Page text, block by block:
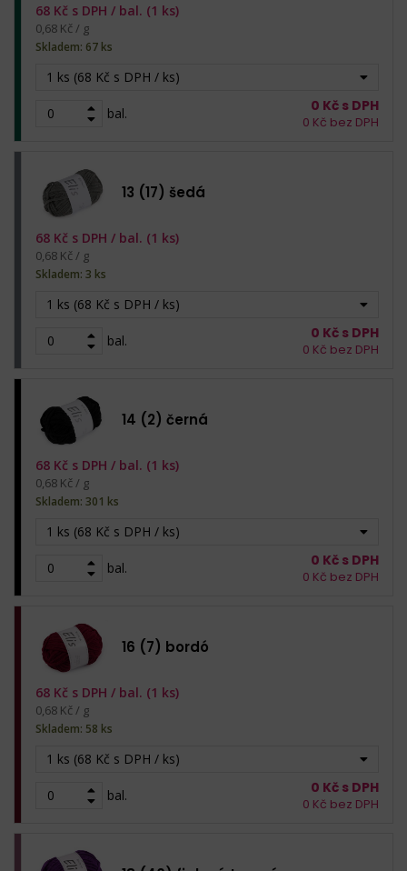
1 ks (68 Kč s DPH / ks)
bal.
68 Kč s DPH / bal. (1 ks)
0,68 Kč / g
Skladem: 67 ks
0 Kč s DPH
0 Kč bez DPH
13 (17) šedá
1 ks (68 Kč s DPH / ks)
bal.
68 Kč s DPH / bal. (1 ks)
0,68 Kč / g
Skladem: 3 ks
0 Kč s DPH
0 Kč bez DPH
14 (2) černá
1 ks (68 Kč s DPH / ks)
bal.
68 Kč s DPH / bal. (1 ks)
0,68 Kč / g
Skladem: 301 ks
0 Kč s DPH
0 Kč bez DPH
16 (7) bordó
1 ks (68 Kč s DPH / ks)
bal.
68 Kč s DPH / bal. (1 ks)
0,68 Kč / g
Skladem: 58 ks
0 Kč s DPH
0 Kč bez DPH